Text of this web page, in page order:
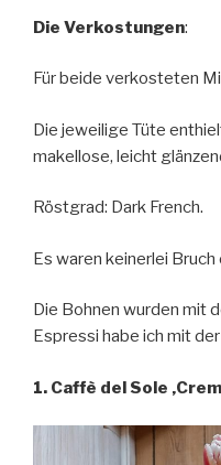
Die Verkostungen:
Für beide verkosteten
Die jeweilige Tüte
makellose, leicht
Röstgrad: Dark French.
Es waren keinerlei
Die Bohnen wurden mit
Espressi habe ich mit
1. Caffè del Sole